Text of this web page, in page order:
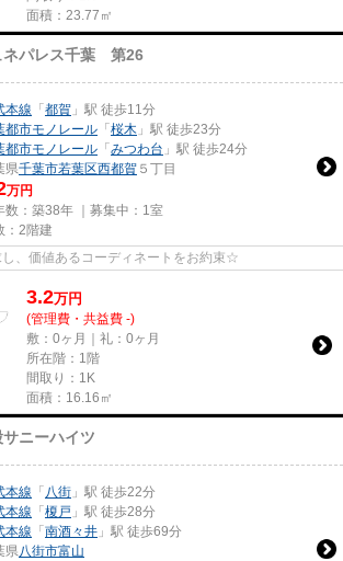
面積：23.77㎡
ネパレス千葉 第26
本線 「都賀 」駅 徒歩11分
都市モノレール 「桜木 」駅 徒歩23分
都市モノレール 「みつわ台 」駅 徒歩24分
県千葉市若葉区西都賀 ５丁目
万円
数：築38年 ｜募集中： 1室
：2階建
、価値あるコーディネートをお約束☆
3.2万円
(管理費・共益費 -)
敷：0ヶ月｜礼：0ヶ月
所在階：1階
間取り：1K
面積：16.16㎡
サニーハイツ
本線 「 八街 」駅 徒歩22分
本線 「榎戸 」駅 徒歩28分
本線 「南酒々井 」駅 徒歩69分
県 八街市富山